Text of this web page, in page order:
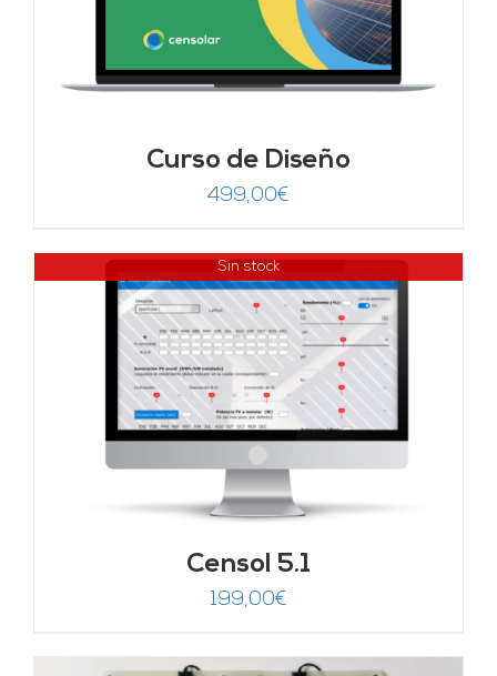
Curso de Diseño
499,00€
Sin stock
Censol 5.1
199,00€